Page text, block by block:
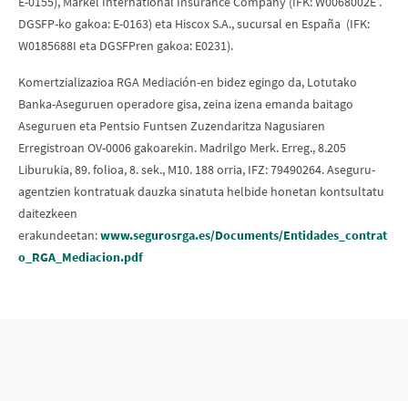
DGSFP-ko gakoa: E-0163) eta Hiscox S.A., sucursal en España (IFK:
W0185688I eta DGSFPren gakoa: E0231).
Komertzializazioa RGA Mediación-en bidez egingo da, Lotutako
Banka-Aseguruen operadore gisa, zeina izena emanda baitago
Aseguruen eta Pentsio Funtsen Zuzendaritza Nagusiaren
Erregistroan OV-0006 gakoarekin. Madrilgo Merk. Erreg., 8.205
Liburukia, 89. folioa, 8. sek., M10. 188 orria, IFZ: 79490264. Aseguru-
agentzien kontratuak dauzka sinatuta helbide honetan kontsultatu
daitezkeen
erakundeetan:www.segurosrga.es/Documents/Entidades_contrat
o_RGA_Mediacion.pdf